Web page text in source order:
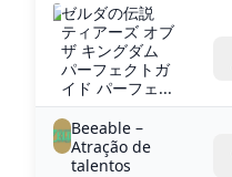
ゼルダの伝説
ティアーズ オブ
ザ キングダム
パーフェクトガ
イド パーフェ...
Beeable –
Atração de
talentos